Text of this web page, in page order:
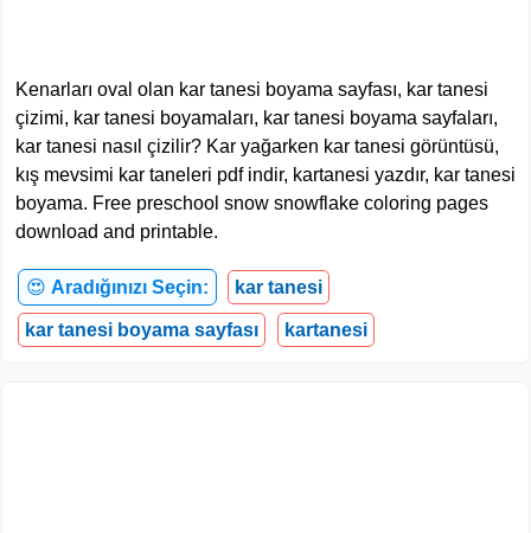
Kenarları oval olan kar tanesi boyama sayfası, kar tanesi
çizimi, kar tanesi boyamaları, kar tanesi boyama sayfaları,
kar tanesi nasıl çizilir? Kar yağarken kar tanesi görüntüsü,
kış mevsimi kar taneleri pdf indir, kartanesi yazdır, kar tanesi
boyama. Free preschool snow snowflake coloring pages
download and printable.
😍 Aradığınızı Seçin: kar tanesi
kar tanesi boyama sayfası kartanesi